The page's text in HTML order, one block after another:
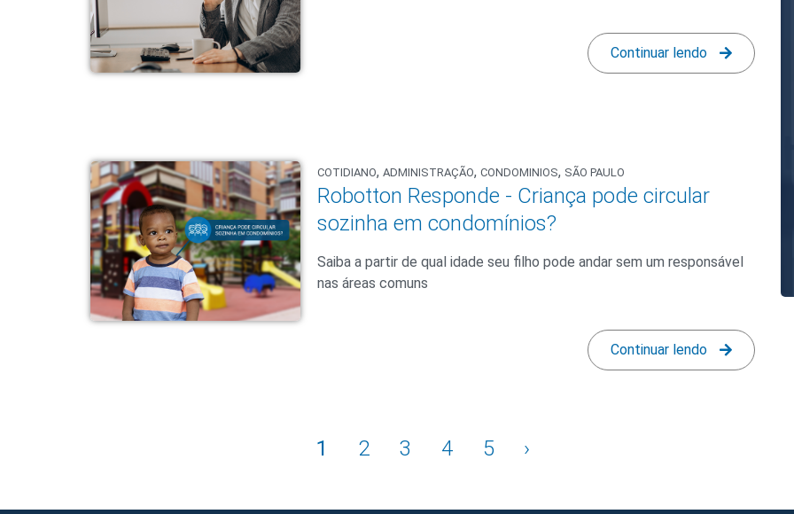
Continuar lendo
COTIDIANO,ADMINISTRAÇÃO,CONDOMINIOS, SÃO PAULO
Robotton Responde - Criança pode circular
sozinha em condomínios?
Saiba a partir de qual idade seu filho pode andar sem um responsável
nas áreas comuns
Continuar lendo
1 2 3 4 5 ›